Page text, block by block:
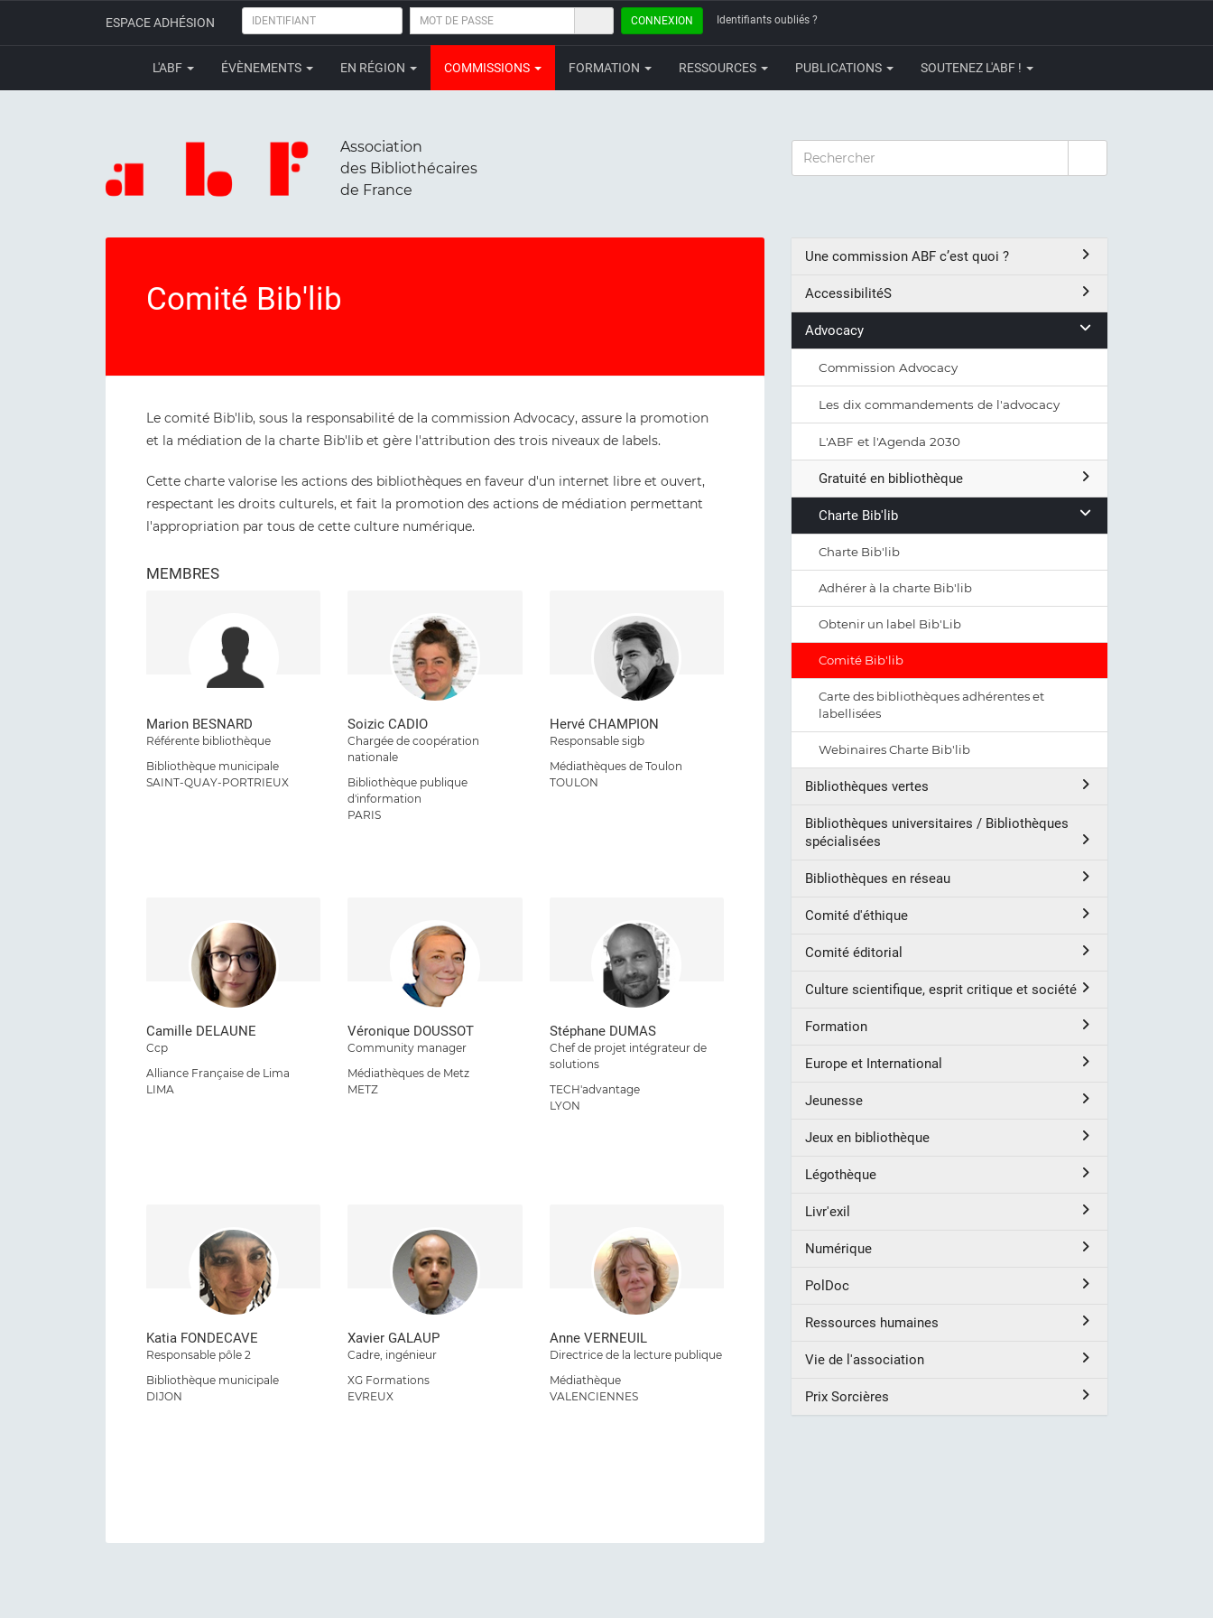
ESPACE ADHÉSION IDENTIFIANT
MOT
PASSE
CONNEXION Identifiants oubliés ?
L'ABF ÉVÈNEMENTS EN RÉGION COMMISSIONS FORMATION RESSOURCES PUBLICATIONS SOUTENEZ L'ABF !
Association
des Bibliothécaires
de France
RECHERCHER
Comité Bib'lib
Le comité Bib'lib, sous la responsabilité de la commission Advocacy, assure la promotion
et la médiation de la charte Bib'lib et gère l'attribution des trois niveaux de labels.
Cette charte valorise les actions des bibliothèques en faveur d'un internet libre et ouvert,
respectant les droits culturels, et fait la promotion des actions de médiation permettant
l'appropriation par tous de cette culture numérique.
MEMBRES
Marion BESNARD
Référente bibliothèque
Bibliothèque municipale
SAINT-QUAY-PORTRIEUX
Soizic CADIO
Chargée de coopération
nationale
Bibliothèque publique
d'information
PARIS
Hervé CHAMPION
Responsable sigb
Médiathèques de Toulon
TOULON
Camille DELAUNE
Ccp
Alliance Française de Lima
LIMA
Véronique DOUSSOT
Community manager
Médiathèques de Metz
METZ
Stéphane DUMAS
Chef de projet intégrateur de
solutions
TECH'advantage
LYON
Katia FONDECAVE
Responsable pôle 2
Bibliothèque municipale
DIJON
Xavier GALAUP
Cadre, ingénieur
XG Formations
EVREUX
Anne VERNEUIL
Directrice de la lecture publique
Médiathèque
VALENCIENNES
Une commission ABF c’est quoi ?
AccessibilitéS
Advocacy
Commission Advocacy
Les dix commandements de l'advocacy
L'ABF et l'Agenda 2030
Gratuité en bibliothèque
Charte Bib'lib
Charte Bib'lib
Adhérer à la charte Bib'lib
Obtenir un label Bib'Lib
Comité Bib'lib
Carte des bibliothèques adhérentes et
labellisées
Webinaires Charte Bib'lib
Bibliothèques vertes
Bibliothèques universitaires / Bibliothèques
spécialisées
Bibliothèques en réseau
Comité d'éthique
Comité éditorial
Culture scientifique, esprit critique et société
Formation
Europe et International
Jeunesse
Jeux en bibliothèque
Légothèque
Livr'exil
Numérique
PolDoc
Ressources humaines
Vie de l'association
Prix Sorcières